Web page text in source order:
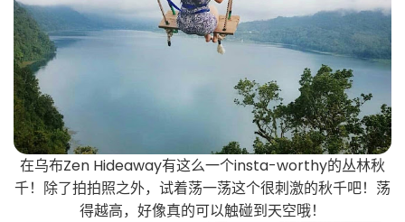
在乌布Zen Hideaway有这么一个insta-worthy的丛林秋
千！除了拍拍照之外，试着荡一荡这个很刺激的秋千吧！荡
得越高，好像真的可以触碰到天空哦！